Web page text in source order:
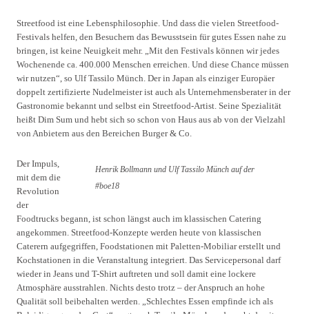
Streetfood ist eine Lebensphilosophie. Und dass die vielen Streetfood-
Festivals helfen, den Besuchern das Bewusstsein für gutes Essen nahe zu
bringen, ist keine Neuigkeit mehr. „Mit den Festivals können wir jedes
Wochenende ca. 400.000 Menschen erreichen. Und diese Chance müssen
wir nutzen“, so Ulf Tassilo Münch. Der in Japan als einziger Europäer
doppelt zertifizierte Nudelmeister ist auch als Unternehmensberater in der
Gastronomie bekannt und selbst ein Streetfood-Artist. Seine Spezialität
heißt Dim Sum und hebt sich so schon von Haus aus ab von der Vielzahl
von Anbietern aus den Bereichen Burger & Co.
Henrik Bollmann und Ulf Tassilo Münch auf der
#boe18
Der Impuls,
mit dem die
Revolution
der
Foodtrucks begann, ist schon längst auch im klassischen Catering
angekommen. Streetfood-Konzepte werden heute von klassischen
Caterern aufgegriffen, Foodstationen mit Paletten-Mobiliar erstellt und
Kochstationen in die Veranstaltung integriert. Das Servicepersonal darf
wieder in Jeans und T-Shirt auftreten und soll damit eine lockere
Atmosphäre ausstrahlen. Nichts desto trotz – der Anspruch an hohe
Qualität soll beibehalten werden. „Schlechtes Essen empfinde ich als